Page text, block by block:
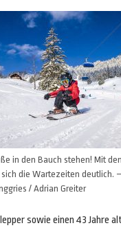
in den Bauch stehen! Mit
die Wartezeiten deutlich.
/ Adrian Greiter
sowie einen 43 Jahre